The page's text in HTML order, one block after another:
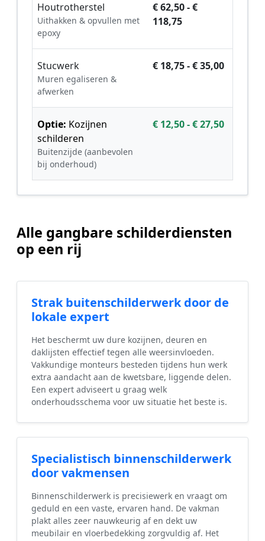
Houtrotherstel
Uithakken & opvullen met
epoxy
€ 62,50 - €
118,75
Stucwerk
Muren egaliseren &
afwerken
€ 18,75 - € 35,00
Optie: Kozijnen
schilderen
Buitenzijde (aanbevolen
bij onderhoud)
€ 12,50 - € 27,50
Alle gangbare schilderdiensten
op een rij
Strak buitenschilderwerk door de
lokale expert
Het beschermt uw dure kozijnen, deuren en
daklijsten effectief tegen alle weersinvloeden.
Vakkundige monteurs besteden tijdens hun werk
extra aandacht aan de kwetsbare, liggende delen.
Een expert adviseert u graag welk
onderhoudsschema voor uw situatie het beste is.
Specialistisch binnenschilderwerk
door vakmensen
Binnenschilderwerk is precisiewerk en vraagt om
geduld en een vaste, ervaren hand. De vakman
plakt alles zeer nauwkeurig af en dekt uw
meubilair en vloerbedekking zorgvuldig af. Het